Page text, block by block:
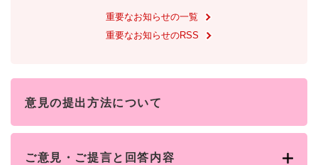
重要なお知らせの一覧
重要なお知らせのRSS
意見の提出方法について
ご意見・ご提言と回答内容